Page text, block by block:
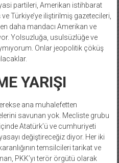
partileri, Amerikan istihbarat
Türkiye’ye iliştirilmiş gazetecileri,
daha mandacı Amerikan ve
Yolsuzluğa, usulsüzlüğe ve
Onlar jeopolitik çöküş
YARIŞI
ana muhalefetten
savunan yok. Mecliste grubu
Atatürk’ü ve cumhuriyeti
değiştireceğiz diyor. Her iki
temsilcileri tarikat ve
PKK’yı terör örgütü olarak